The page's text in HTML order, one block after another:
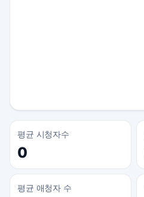
평균 시청자수
0
평균 애청자 수